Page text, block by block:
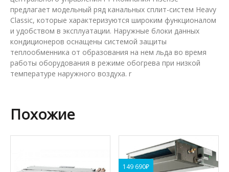
предлагает модельный ряд канальных сплит-систем Heavy
Classic, которые характеризуются широким функционалом
и удобством в эксплуатации. Наружные блоки данных
кондиционеров оснащены системой защиты
теплообменника от образования на нем льда во время
работы оборудования в режиме обогрева при низкой
температуре наружного воздуха. r
Похожие
149 690₽